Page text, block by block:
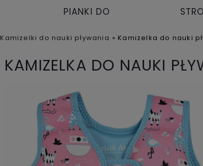
PIANKI DO
Kamizelki do nauki pływania » Kamizelka do nauki
KAMIZELKA DO NAUKI